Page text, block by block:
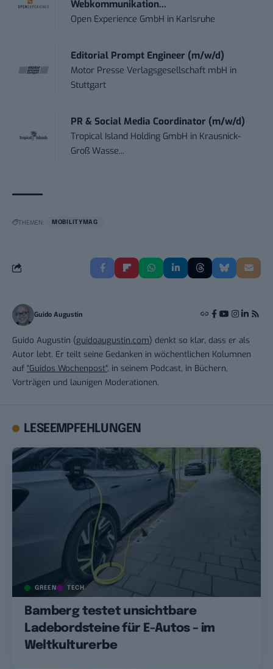
Webkommunikation...
Open Experience GmbH in Karlsruhe
Editorial Prompt Engineer (m/w/d)
Motor Presse Verlagsgesellschaft mbH in
Stuttgart
PR & Social Media Coordinator (m/w/d)
Tropical Island Holding GmbH in Krausnick-
Groß Wasse...
THEMEN: MOBILITYMAG
Guido Augustin
Guido Augustin (guidoaugustin.com) denkt so klar, dass er als
Autor lebt. Er teilt seine Gedanken in wöchentlichen Kolumnen
auf "Guidos Wochenpost", in seinem Podcast, in Büchern,
Vorträgen und launigen Moderationen.
LESEEMPFEHLUNGEN
GREEN TECH
Bamberg testet unsichtbare
Ladebordsteine für E-Autos – im
Weltkulturerbe